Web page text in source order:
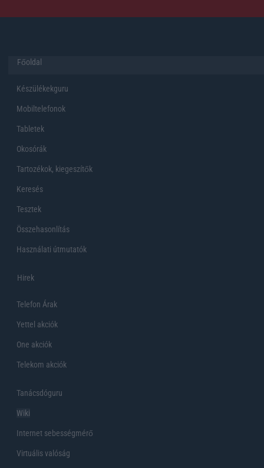
Főoldal
Készülékekguru
Mobiltelefonok
Tabletek
Okosórák
Tartozékok, kiegeszítők
Keresés
Tesztek
Összehasonlítás
Használati útmutatók
Hirek
Telefon Árak
Yettel akciók
One akciók
Telekom akciók
Tanácsdóguru
Wiki
Internet sebességmérő
Virtuális valóság